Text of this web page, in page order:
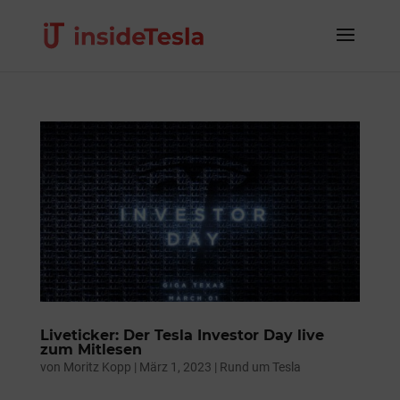
Liveticker: Der Tesla Investor Day live
zum Mitlesen
von Moritz Kopp | März 1, 2023 | Rund um Tesla